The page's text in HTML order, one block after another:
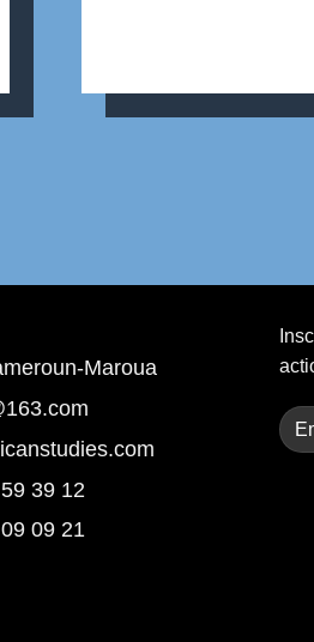
Maroua
39 12
09 21